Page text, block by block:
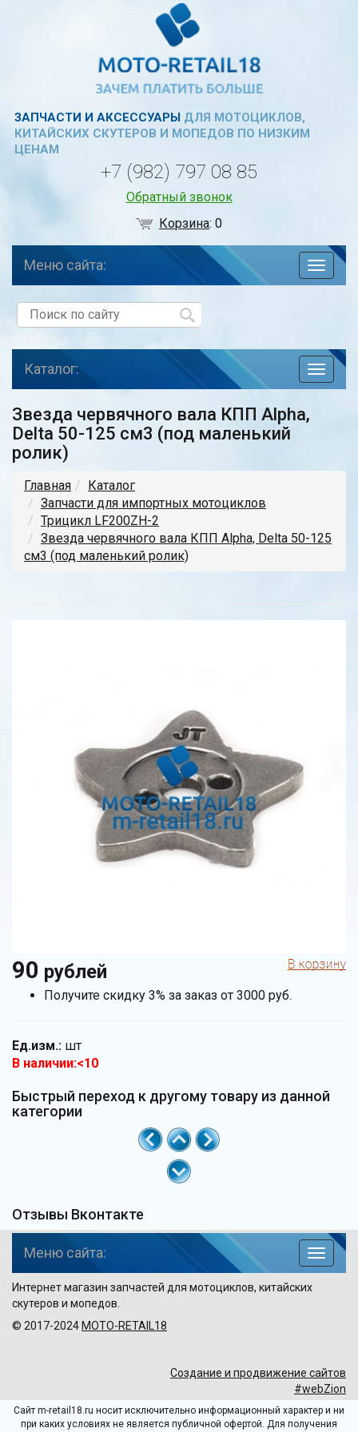
ЗАПЧАСТИ И АКСЕССУАРЫДЛЯ МОТОЦИКЛОВ,
КИТАЙСКИХ СКУТЕРОВ И МОПЕДОВ ПО НИЗКИМ
ЦЕНАМ
+7 (982) 797 08 85
Обратный звонок
Корзина:0
по
Меню сайта:
toggle
Каталог:
Звезда червячного вала КПП Alpha,
Delta 50-125 см3 (под маленький
ролик)
Главная
Каталог
Запчасти для импортных мотоциклов
Трицикл LF200ZH-2
Звезда червячного вала КПП Alpha, Delta 50-125
см3 (под маленький ролик)
90 рублей
Получите скидку 3% за заказ от 3000 руб.
Ед.изм.: шт
В наличии:<10
Быстрый переход к другому товару из данной
категории
Отзывы Вконтакте
по
Меню сайта:
Интернет магазин запчастей для мотоциклов, китайских
скутеров и мопедов.
© 2017-2024 MOTO-RETAIL18
Создание и продвижение сайтов
#webZion
Сайт m-retail18.ru носит исключительно информационный характер и ни
при каких условиях не является публичной офертой. Для получения